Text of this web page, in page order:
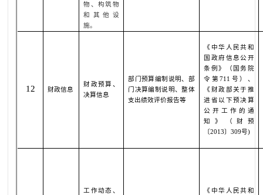
物、构筑物
和其他设
施。
12 财政信息
财政预算、
决算信息
部门预算编制说明、部
门决算编制说明、整体
支出绩效评价报告等
《中华人民共和
国政府信息公开
条例》（国务院
令第711 号 ）、
《财政部关于推
进省以下预决算
公开工作的通
知》（财预
〔2013〕309号)
工作动态、
《中华人民共和